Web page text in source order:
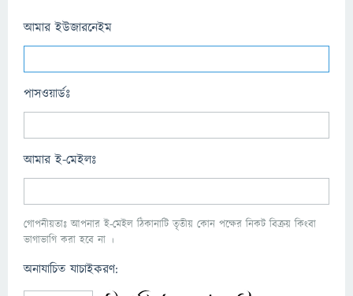
আমার ইউজারনেইম
পাসওয়ার্ডঃ
আমার ই-মেইলঃ
গোপনীয়তাঃ আপনার ই-মেইল ঠিকানাটি তৃতীয় কোন পক্ষের নিকট বিক্রয় কিংবা
ভাগাভাগি করা হবে না ।
অনাযাচিত যাচাইকরণ: